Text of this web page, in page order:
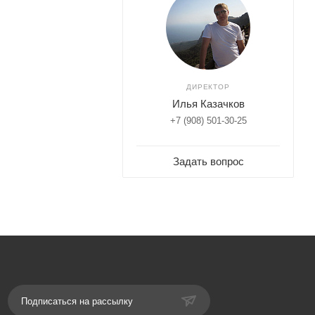
ДИРЕКТОР
Илья Казачков
+7 (908) 501-30-25
Задать вопрос
Подписаться на рассылку